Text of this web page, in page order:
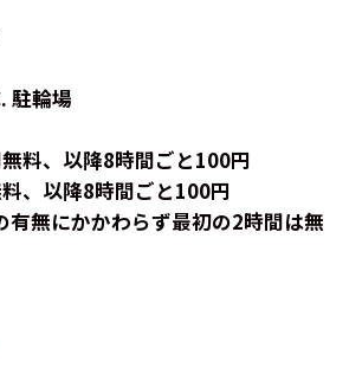
駐輪場
料、以降8時間ごと100円
、以降8時間ごと100円
無にかかわらず最初の2時間は無